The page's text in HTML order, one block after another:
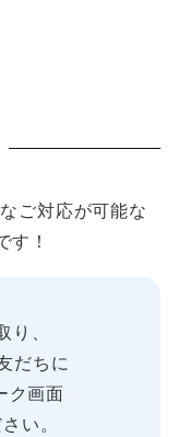
ご対応が可能な
す！
、
だちに
ク画面
い。